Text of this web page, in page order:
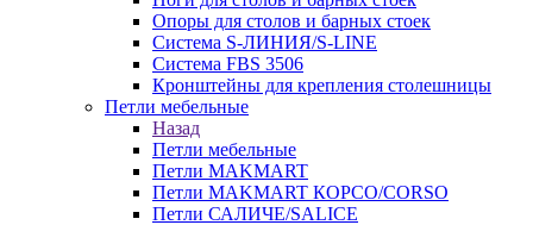
Опоры для столов и барных стоек
Система S-ЛИНИЯ/S-LINE
Система FBS 3506
Кронштейны для крепления столешницы
Петли мебельные
Назад
Петли мебельные
Петли MAKMART
Петли MAKMART КОРСО/CORSO
Петли САЛИЧЕ/SALICE